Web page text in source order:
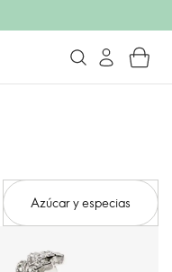
Azúcar y especias